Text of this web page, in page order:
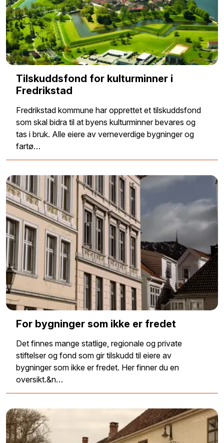
Tilskuddsfond for kulturminner i
Fredrikstad
Fredrikstad kommune har opprettet et tilskuddsfond
som skal bidra til at byens kulturminner bevares og
tas i bruk. Alle eiere av verneverdige bygninger og
fartø…
For bygninger som ikke er fredet
Det finnes mange statlige, regionale og private
stiftelser og fond som gir tilskudd til eiere av
bygninger som ikke er fredet. Her finner du en
oversikt.&n…